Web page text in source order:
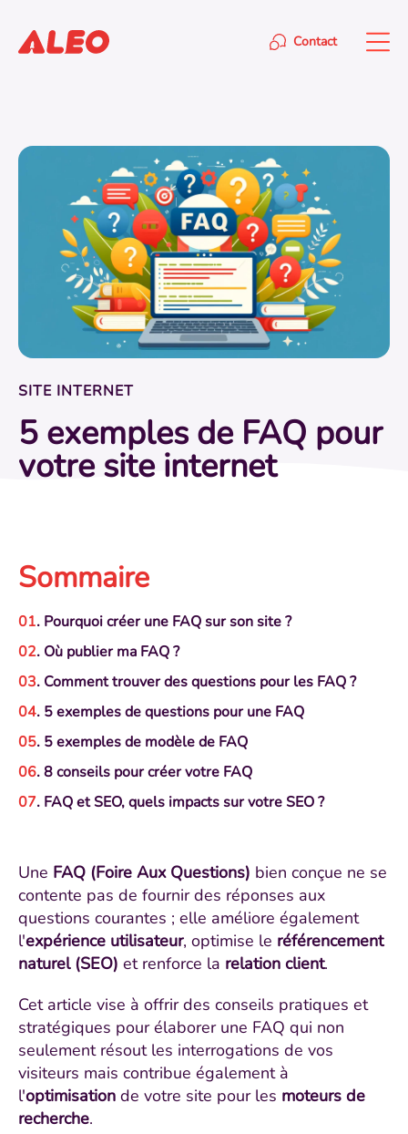
Contact
SITE INTERNET
5 exemples de FAQ pour
votre site internet
Sommaire
. Pourquoi créer une FAQ sur son site ?
. Où publier ma FAQ ?
. Comment trouver des questions pour les FAQ ?
. 5 exemples de questions pour une FAQ
. 5 exemples de modèle de FAQ
. 8 conseils pour créer votre FAQ
. FAQ et SEO, quels impacts sur votre SEO ?
Une FAQ (Foire Aux Questions) bien conçue ne se
contente pas de fournir des réponses aux
questions courantes ; elle améliore également
l'expérience utilisateur, optimise le référencement
naturel (SEO) et renforce la relation client.
Cet article vise à offrir des conseils pratiques et
stratégiques pour élaborer une FAQ qui non
seulement résout les interrogations de vos
visiteurs mais contribue également à
l'optimisation de votre site pour les moteurs de
recherche.